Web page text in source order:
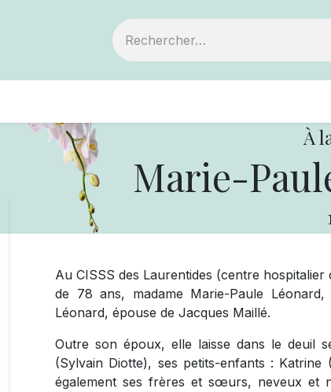
À
Marie-
Au CISSS des Laurentides (centre
de 78 ans, madame Marie-Paule
Léonard, épouse de Jacques Maillé.
Outre son époux, elle laisse dans le deuil
(Sylvain Diotte), ses petits-enfants : Katrine
également ses frères et sœurs, neveux et